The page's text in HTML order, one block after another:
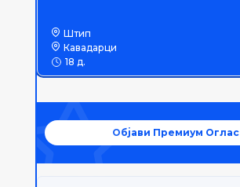
Штип
Кавадарци
18 д.
Објави Премиум Оглас